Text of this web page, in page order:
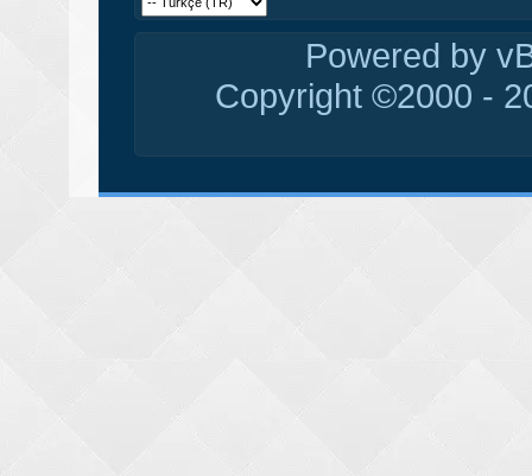
Powered by
Copyright ©2000 -